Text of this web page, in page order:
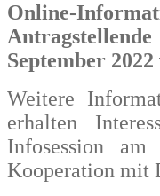
Online-
September
Weitere
erhalten
Infosession
Kooperation mit